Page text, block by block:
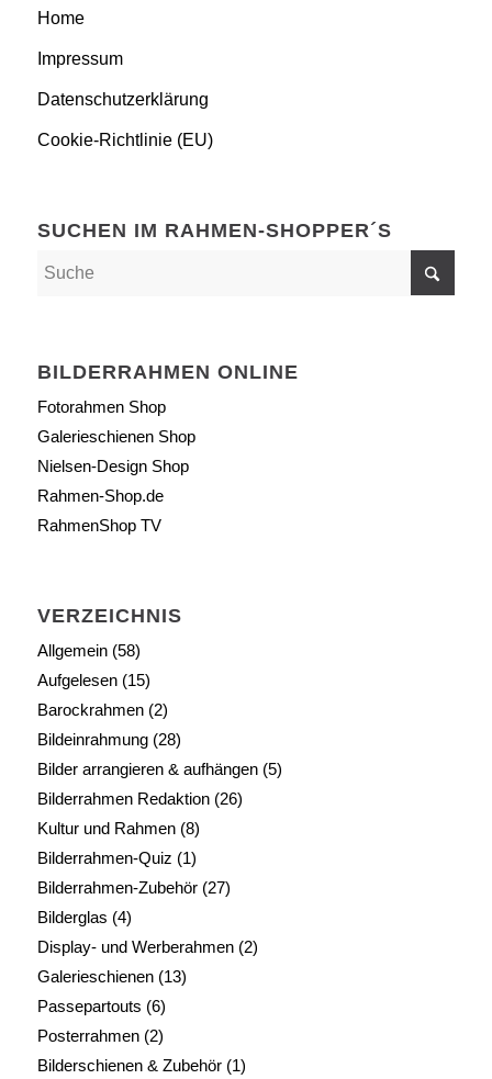
Home
Impressum
Datenschutzerklärung
Cookie-Richtlinie (EU)
SUCHEN IM RAHMEN-SHOPPER´S
BILDERRAHMEN ONLINE
Fotorahmen Shop
Galerieschienen Shop
Nielsen-Design Shop
Rahmen-Shop.de
RahmenShop TV
VERZEICHNIS
Allgemein(58)
Aufgelesen(15)
Barockrahmen(2)
Bildeinrahmung(28)
Bilder arrangieren & aufhängen(5)
Bilderrahmen Redaktion(26)
Kultur und Rahmen(8)
Bilderrahmen-Quiz (1)
Bilderrahmen-Zubehör(27)
Bilderglas (4)
Display- und Werberahmen(2)
Galerieschienen(13)
Passepartouts (6)
Posterrahmen(2)
Bilderschienen & Zubehör(1)